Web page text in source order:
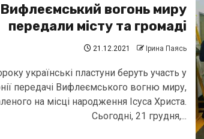
Вифлеємський вогонь миру
передали місту та громаді
21.12.2021 Ірина Паясь
українські пластуни беруть участь у
передачі Вифлеємського вогню миру,
на місці народження Ісуса Христа.
Сьогодні, 21 грудня,...